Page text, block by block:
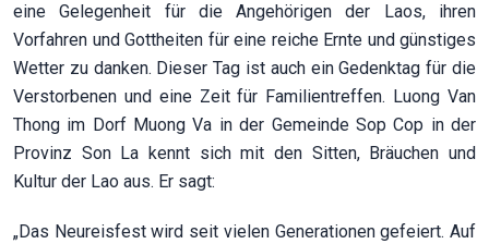
eine Gelegenheit für die Angehörigen der Laos, ihren
Vorfahren und Gottheiten für eine reiche Ernte und günstiges
Wetter zu danken. Dieser Tag ist auch ein Gedenktag für die
Verstorbenen und eine Zeit für Familientreffen. Luong Van
Thong im Dorf Muong Va in der Gemeinde Sop Cop in der
Provinz Son La kennt sich mit den Sitten, Bräuchen und
Kultur der Lao aus. Er sagt:
„Das Neureisfest wird seit vielen Generationen gefeiert. Auf